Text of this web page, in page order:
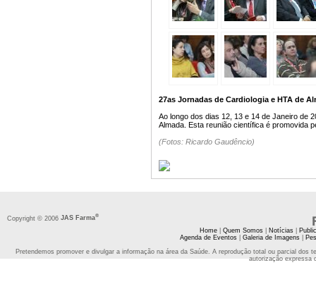
27as Jornadas de Cardiologia e HTA de
Ao longo dos dias 12, 13 e 14 de Janeiro de
Almada. Esta reunião científica é promovida
(Fotos: Ricardo Gaudêncio)
Copyright © 2006 JAS Farma®
Home| Quem Somos| Notícias|
Agenda de Eventos| Galeria de Imagens|
Pretendemos promover e divulgar a informação na área da Saúde. A reprodução total ou parcial
autorização expressa